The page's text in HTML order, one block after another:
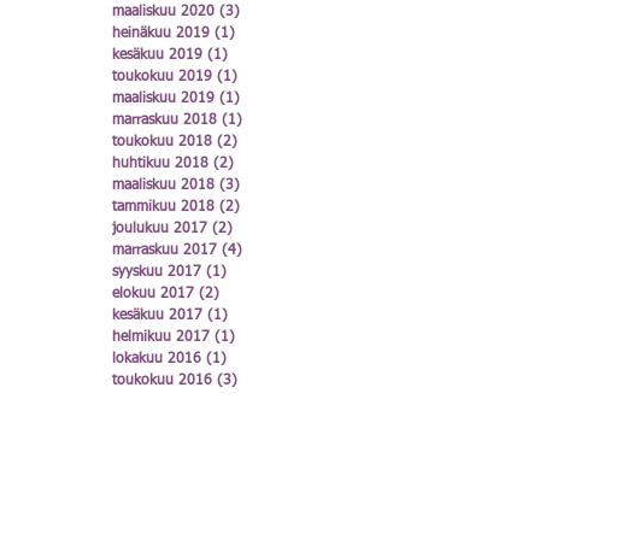
maaliskuu 2020 (3)
heinäkuu 2019 (1)
kesäkuu 2019 (1)
toukokuu 2019 (1)
maaliskuu 2019 (1)
marraskuu 2018 (1)
toukokuu 2018 (2)
huhtikuu 2018 (2)
maaliskuu 2018 (3)
tammikuu 2018 (2)
joulukuu 2017 (2)
marraskuu 2017 (4)
syyskuu 2017 (1)
elokuu 2017 (2)
kesäkuu 2017 (1)
helmikuu 2017 (1)
lokakuu 2016 (1)
toukokuu 2016 (3)